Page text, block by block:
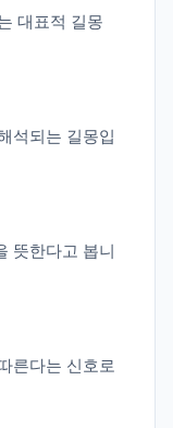
대표적 길몽
석되는 길몽입
뜻한다고 봅니
른다는 신호로